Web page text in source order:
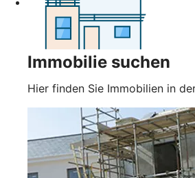
Immobilie suchen
Hier finden Sie Immobilien in